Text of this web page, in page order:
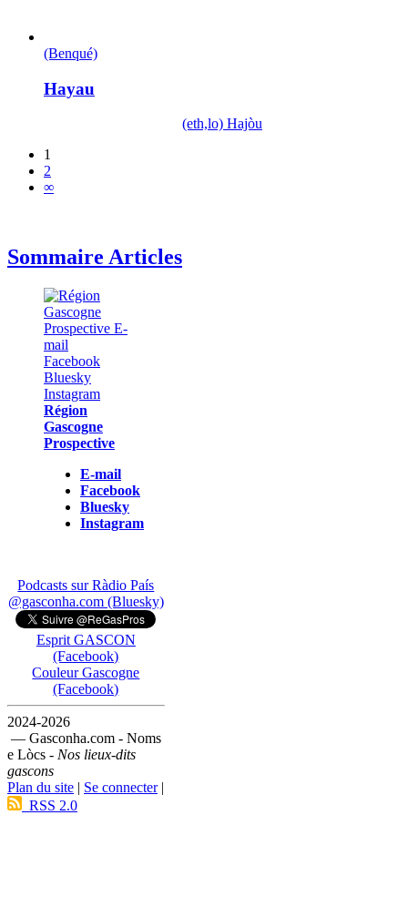
(Benqué)
Hayau
(eth,lo) Hajòu
1
2
∞
Sommaire Articles
Région
Gascogne
Prospective
E-mail
Facebook
Bluesky
Instagram
Podcasts sur Ràdio País
@gasconha.com (Bluesky)
Esprit GASCON
(Facebook)
Couleur Gascogne
(Facebook)
2024-2026
— Gasconha.com - Noms
e Lòcs - Nos lieux-dits
gascons
Plan du site | Se connecter|
RSS 2.0